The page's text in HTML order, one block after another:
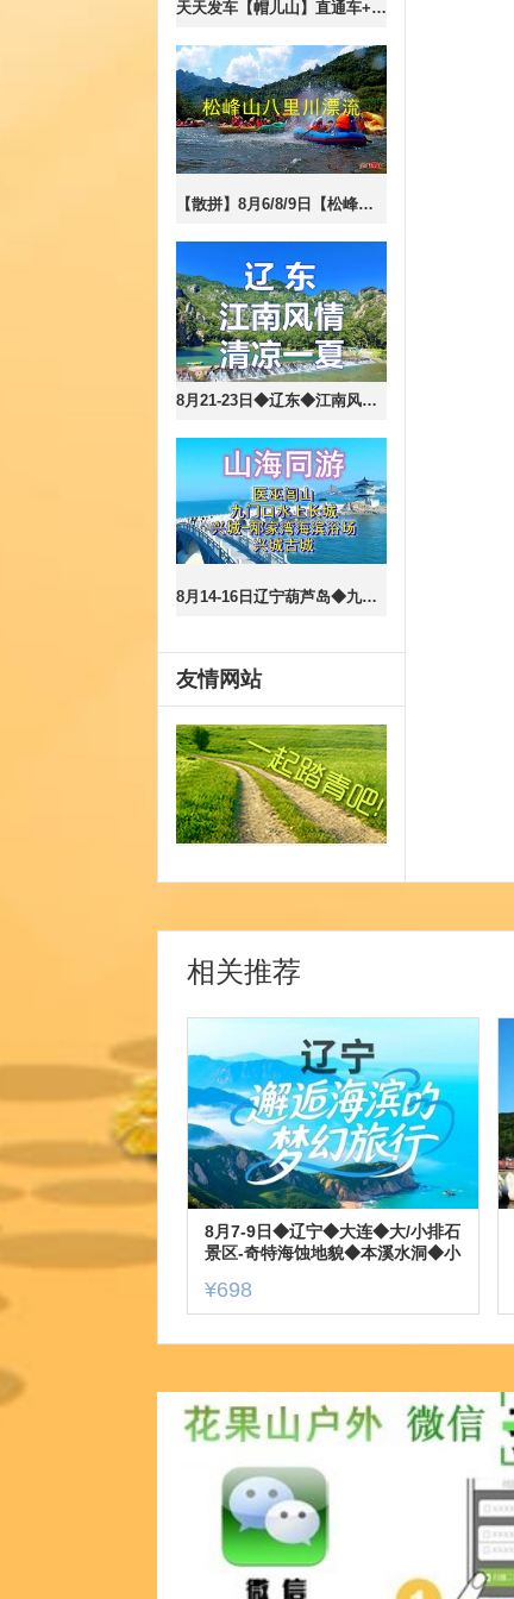
天天发车【帽儿山】直通车+大门票73元//漂流8公里票+车230元/5公里票+车170元
【散拼】8月6/8/9日【松峰山八里川漂流】◆松峰山镇山河实验林场◆一日游【70元/车费+票+餐+保险】
8月21-23日◆辽东◆江南风情岫岩水巷◆花熙小镇◆冰峪沟-清凉一夏◆鞍山老院子◆萨尔浒风景名胜区◆大伙房水库◆三日游
8月14-16日辽宁葫芦岛◆九门口水上长城◆医巫闾山◆兴城-邴家湾海滨◆兴城古城◆三日品质游
友情网站
相关推荐
8月7-9日◆辽宁◆大连◆大/小排石
景区-奇特海蚀地貌◆本溪水洞◆小
日游
¥698